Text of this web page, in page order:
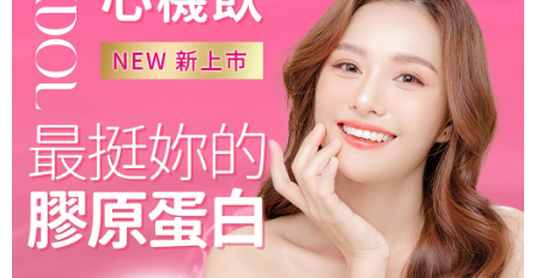
7-11取貨付款
每筆NT$90，滿NT$999(含以上)免運費
付款後7-11取貨
每筆NT$90，滿NT$999(含以上)免運費
宅配
每筆NT$199，滿NT$999(含以上)免運費